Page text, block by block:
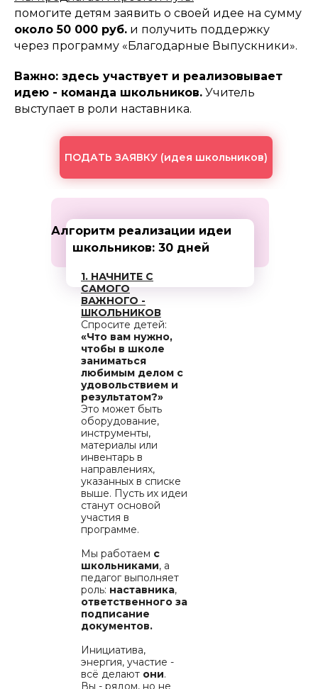
помогите детям заявить о своей идее на сумму
около 50 000 руб. и получить поддержку
через программу «Благодарные Выпускники».
Важно: здесь участвует и реализовывает
идею - команда школьников. Учитель
выступает в роли наставника.
ПОДАТЬ ЗАЯВКУ (идея школьников)
1. НАЧНИТЕ С
САМОГО
ВАЖНОГО -
ШКОЛЬНИКОВ
Спросите детей:
«Что вам нужно,
чтобы в школе
заниматься
любимым делом с
удовольствием и
результатом?»
Это может быть
оборудование,
инструменты,
материалы или
инвентарь в
направлениях,
указанных в списке
выше. Пусть их идеи
станут основой
участия в
программе.
Мы работаем с
школьниками, а
педагог выполняет
роль: наставника,
ответственного за
подписание
документов.
Инициатива,
энергия, участие -
всё делают они.
Вы - рядом, но не
Алгоритм реализации идеи
школьников: 30 дней